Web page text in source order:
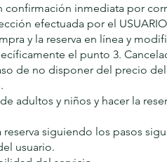
confirmación inmediata por
efectuada por el
y la reserva en línea y
el punto 3.
de no disponer del precio
adultos y niños y hacer la
siguiendo los pasos
usuario.